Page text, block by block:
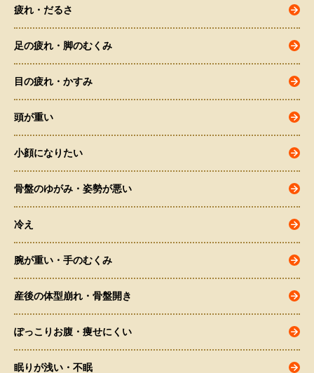
疲れ・だるさ
足の疲れ・脚のむくみ
目の疲れ・かすみ
頭が重い
小顔になりたい
骨盤のゆがみ・姿勢が悪い
冷え
腕が重い・手のむくみ
産後の体型崩れ・骨盤開き
ぽっこりお腹・痩せにくい
眠りが浅い・不眠